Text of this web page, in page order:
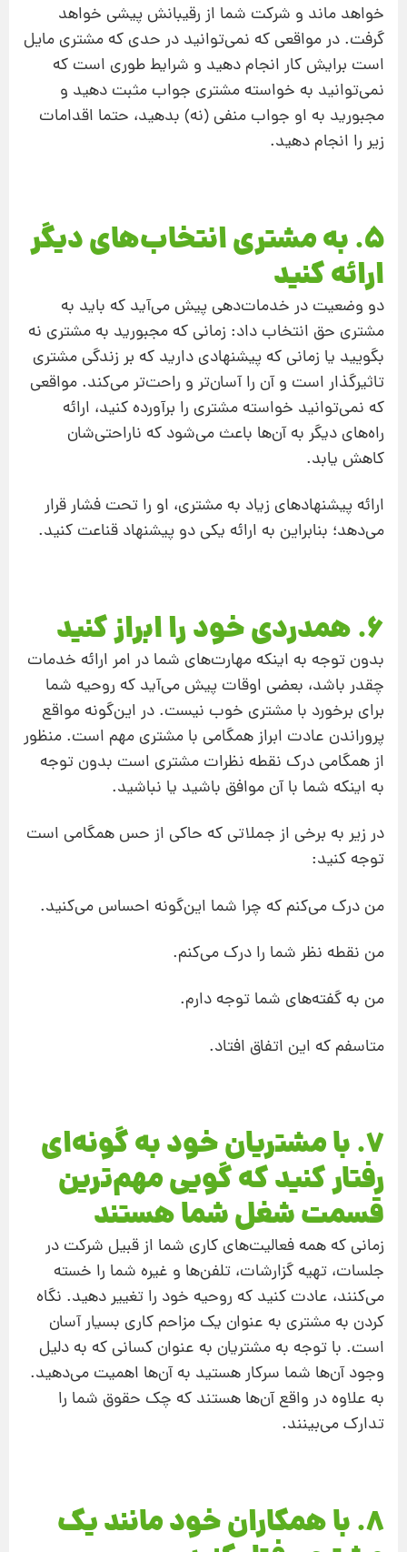
خواهد ماند و شرکت شما از رقیبانش پیشی خواهد
گرفت. در مواقعی که نمی‌توانید در حدی که مشتری مایل
است برایش کار انجام دهید و شرایط طوری است که
نمی‌توانید به خواسته‌ مشتری جواب مثبت دهید و
مجبورید به او جواب منفی (نه) بدهید، حتما اقدامات
زیر را انجام دهید.
5. به مشتری انتخاب‌های دیگر
ارائه کنید
دو وضعیت در خدمات‌دهی پیش می‌آید که باید به
مشتری حق انتخاب داد: زمانی که مجبورید به مشتری نه
بگویید یا زمانی که پیشنهادی دارید که بر زندگی مشتری
تاثیرگذار است و آن را آسان‌تر و راحت‌تر می‌کند. مواقعی
که نمی‌توانید خواسته‌ مشتری را برآورده کنید، ارائه
راه‌های دیگر به آن‌ها باعث می‌شود که ناراحتی‌شان
کاهش یابد.
ارائه‌ پیشنهادهای زیاد به مشتری، او را تحت‌ فشار قرار
می‌دهد؛ بنابراین به ارائه‌ یکی دو پیشنهاد قناعت کنید.
6. همدردی خود را ابراز کنید
بدون توجه به اینکه مهارت‌های شما در امر ارائه‌ خدمات
چقدر باشد، بعضی‌ اوقات پیش می‌آید که روحیه‌ شما
برای برخورد با مشتری خوب نیست. در این‌گونه مواقع
پروراندن عادت ابراز همگامی با مشتری مهم است. منظور
از همگامی درک نقطه نظرات مشتری است بدون توجه
به اینکه شما با آن موافق باشید یا نباشید.
در زیر به برخی از جملاتی که حاکی از حس همگامی است
توجه کنید:
من درک می‌کنم که چرا شما این‌گونه احساس می‌کنید.
من نقطه‌ نظر شما را درک می‌کنم.
من به گفته‌های شما توجه دارم.
متاسفم که این اتفاق افتاد.
7. با مشتریان خود به گونه‌ای
رفتار کنید که گویی مهم‌ترین
قسمت شغل شما هستند
زمانی که همه‌ فعالیت‌های کاری شما از قبیل شرکت در
جلسات، تهیه‌ گزارشات، تلفن‌ها و غیره شما را خسته
می‌کنند، عادت کنید که روحیه‌ خود را تغییر دهید. نگاه
کردن به مشتری به عنوان یک مزاحم کاری بسیار آسان
است. با توجه به مشتریان به‌ عنوان کسانی که به‌ دلیل
وجود آن‌ها شما سرکار هستید به ‌آن‌ها اهمیت می‌دهید.
به‌ علاوه در واقع آن‌ها هستند که چک حقوق شما را
تدارک می‌بینند.
8. با همکاران خود مانند یک